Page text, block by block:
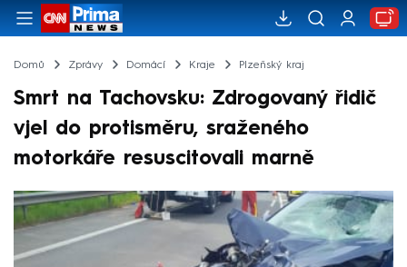
Domů Zprávy Domácí Kraje Plzeňský kraj
Smrt na Tachovsku: Zdrogovaný řidič
vjel do protisměru, sraženého
motorkáře resuscitovali marně